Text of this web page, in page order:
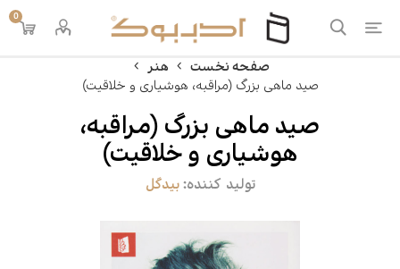
0
صفحه نخست
هنر
صید ماهی بزرگ (مراقبه، هوشیاری و خلاقیت)
صید ماهی بزرگ (مراقبه،
هوشیاری و خلاقیت)
تولید کننده: بیدگل